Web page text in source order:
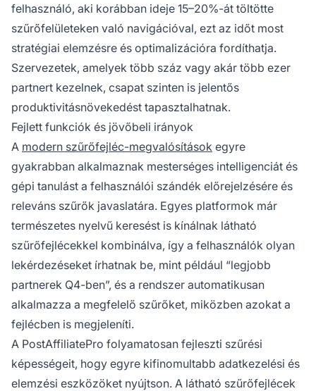
felhasználó, aki korábban ideje 15–20%-át töltötte
szűrőfelületeken való navigációval, ezt az időt most
stratégiai elemzésre és optimalizációra fordíthatja.
Szervezetek, amelyek több száz vagy akár több ezer
partnert kezelnek, csapat szinten is jelentős
produktivitásnövekedést tapasztalhatnak.
Fejlett funkciók és jövőbeli irányok
A modern szűrőfejléc-megvalósítások egyre
gyakrabban alkalmaznak mesterséges intelligenciát és
gépi tanulást a felhasználói szándék előrejelzésére és
releváns szűrők javaslatára. Egyes platformok már
természetes nyelvű keresést is kínálnak látható
szűrőfejlécekkel kombinálva, így a felhasználók olyan
lekérdezéseket írhatnak be, mint például “legjobb
partnerek Q4-ben”, és a rendszer automatikusan
alkalmazza a megfelelő szűrőket, miközben azokat a
fejlécben is megjeleníti.
A PostAffiliatePro folyamatosan fejleszti szűrési
képességeit, hogy egyre kifinomultabb adatkezelési és
elemzési eszközöket nyújtson. A látható szűrőfejlécek